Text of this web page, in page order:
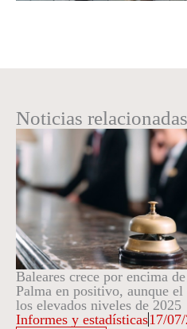
Noticias relacionadas
Baleares crece por encima
Palma en positivo, aunque
los elevados niveles de 2025
Informes y estadísticas17/